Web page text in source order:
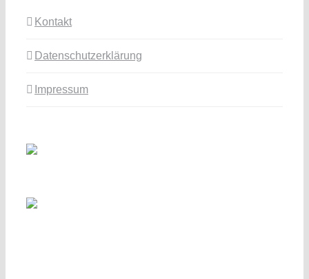
Kontakt
Datenschutzerklärung
Impressum